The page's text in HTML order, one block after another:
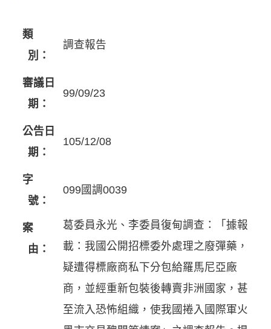
類
別：
調查報告
審議日
期：
99/09/23
公告日
期：
105/12/08
字
號：
099國調0039
案
由：
葛委員永光、李委員復甸調查：「據報
載：我國公開招標委外處理之廢彈藥，
疑遭得標廠商私下分包給羅馬尼亞廠
商，並經重新包裝後轉賣非洲國家，甚
至流入恐怖組織，使我國捲入國際軍火